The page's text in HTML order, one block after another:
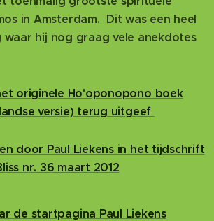
in Amsterdam. Dit was een heel
waar hij nog graag vele anekdotes
originele Ho'oponopono boek
versie) terug uitgeef
door Paul Liekens in het tijdschrift
nr. 36 maart 2012
de startpagina Paul Liekens